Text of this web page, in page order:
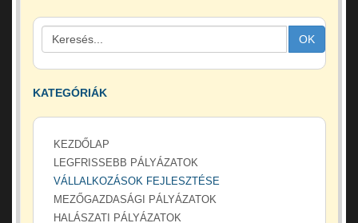
OK
KATEGÓRIÁK
KEZDŐLAP
LEGFRISSEBB PÁLYÁZATOK
VÁLLALKOZÁSOK FEJLESZTÉSE
MEZŐGAZDASÁGI PÁLYÁZATOK
HALÁSZATI PÁLYÁZATOK